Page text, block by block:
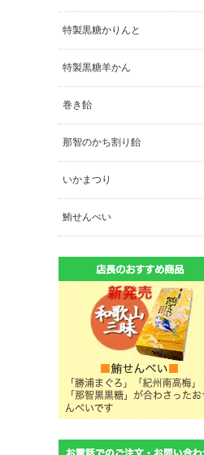
特製黒糖かりんと
特製黒糖羊かん
巻き飴
那智のかち割り飴
いかまつり
鮪せんべい